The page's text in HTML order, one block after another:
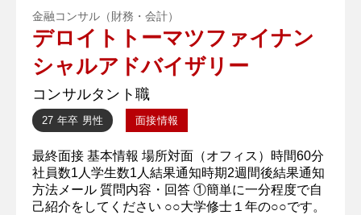
金融コンサル（財務・会計）
デロイトトーマツファイナン
シャルアドバイザリー
コンサルタント職
27 年卒 男性 面接情報
最終面接 基本情報 場所対面（オフィス）時間60分
社員数1人学生数1人結果通知時期2週間後結果通知
方法メール 質問内容・回答 ①簡単に一分程度で自
己紹介をしてください ○○大学修士１年の○○です。